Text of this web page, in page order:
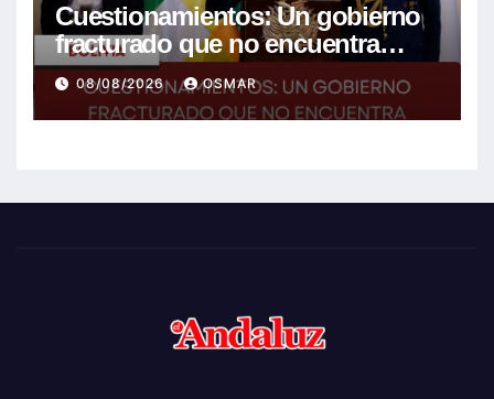
Cuestionamientos: Un gobierno
fracturado que no encuentra
soluciones a la crisis
08/08/2026 OSMAR